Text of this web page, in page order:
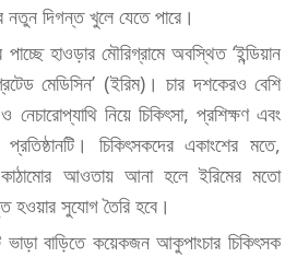
নতুন দিগন্ত খুলে যেতে পারে।
হাওড়ার মৌরিগ্রামে অবস্থিত ‘ইন্ডিয়ান
মেডিসিন’ (ইরিম)। চার দশকেরও বেশি
নিয়ে চিকিৎসা, প্রশিক্ষণ এবং
চিকিৎসকদের একাংশের মতে,
আওতায় আনা হলে ইরিমের মতো
হওয়ার সুযোগ তৈরি হবে।
বাড়িতে কয়েকজন আকুপাংচার চিকিৎসক